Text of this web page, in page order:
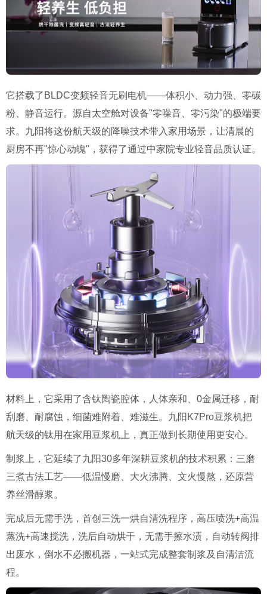
它搭载了BLDC变频轻音无刷电机——体积小、动力强、零碳
粉、静音运行。源自太空舱对设备"零噪音、零污染"的极端要
求。九阳将这份航天级的降噪技术带入家用场景，让清晨的
厨房不再"惊心动魄"，获得了通过中家院专业轻音品质认证。
材料上，它采用了含钛陶瓷腔体，人体亲和、0金属迁移，耐
刮磨、耐腐蚀，细菌难附着、难滋生。九阳K7Pro豆浆机把
航天级的钛用在家用豆浆机上，真正做到长期使用更安心。
制浆上，它延续了九阳30多年深耕豆浆机的技术积累：三磨
三煮古法工艺——低温慢磨、大火沸腾、文火慢熬，还原营
养丝滑醇浆。
完成后无需手洗，首创三洗一烘自清洗程序，高压喷洗+高温
蒸洗+高速搅洗，洗后自动烘干，无需手擦水渍，自动转阀排
出废水，倒水不必搬机器，一站式完成整套制浆及自清洁流
程。